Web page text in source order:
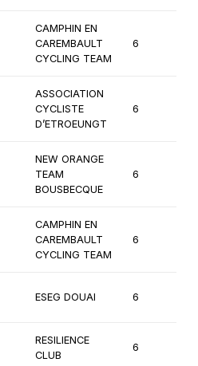
CAMPHIN EN
CAREMBAULT
CYCLING TEAM
6
ASSOCIATION
CYCLISTE
D’ETROEUNGT
6
NEW ORANGE
TEAM
BOUSBECQUE
6
CAMPHIN EN
CAREMBAULT
CYCLING TEAM
6
ESEG DOUAI 6
RESILIENCE
CLUB
6